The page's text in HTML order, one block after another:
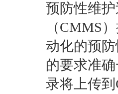
预防性维
（CMMS
动化的预
的要求准
录将上传